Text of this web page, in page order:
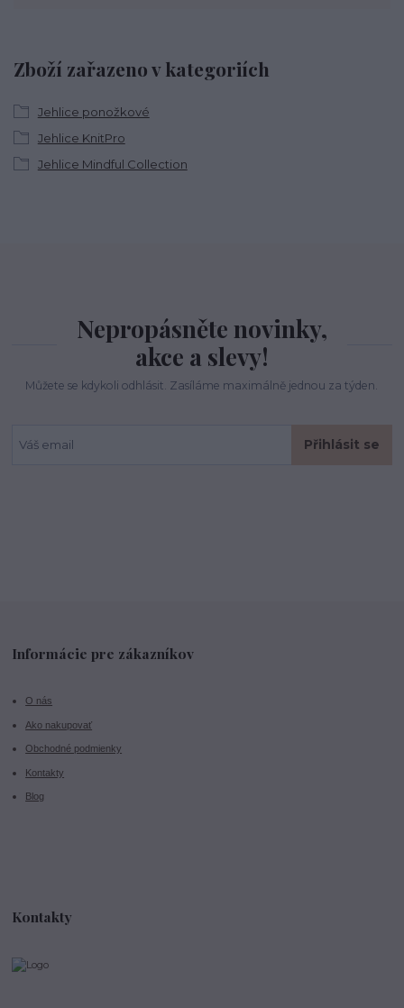
Zboží zařazeno v kategoriích
Jehlice ponožkové
Jehlice KnitPro
Jehlice Mindful Collection
Nepropásněte novinky,
akce a slevy!
Můžete se kdykoli odhlásit. Zasíláme maximálně jednou za týden.
Přihlásit se
Informácie pre zákazníkov
O nás
Ako nakupovať
Obchodné podmienky
Kontakty
Blog
Kontakty